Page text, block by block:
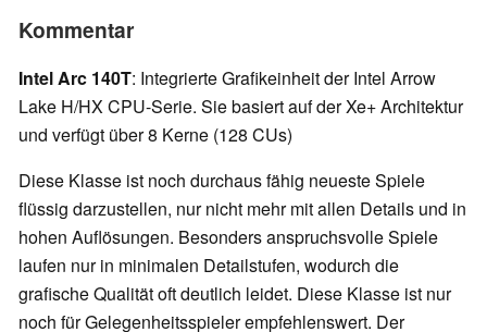
Kommentar
Intel Arc 140T: Integrierte Grafikeinheit der Intel Arrow
Lake H/HX CPU-Serie. Sie basiert auf der Xe+ Architektur
und verfügt über 8 Kerne (128 CUs)
Diese Klasse ist noch durchaus fähig neueste Spiele
flüssig darzustellen, nur nicht mehr mit allen Details und in
hohen Auflösungen. Besonders anspruchsvolle Spiele
laufen nur in minimalen Detailstufen, wodurch die
grafische Qualität oft deutlich leidet. Diese Klasse ist nur
noch für Gelegenheitsspieler empfehlenswert. Der